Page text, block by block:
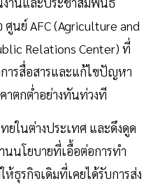
นย์ AFC (Agriculture and
Relations Center) ที่
การสื่อสารและแก้ไขปัญหา
าตกต่ำอย่างทันท่วงที
ในต่างประเทศ และดึงดูด
นนโยบายที่เอื้อต่อการทำ
ห้ธุรกิจเดิมที่เคยได้รับการส่ง